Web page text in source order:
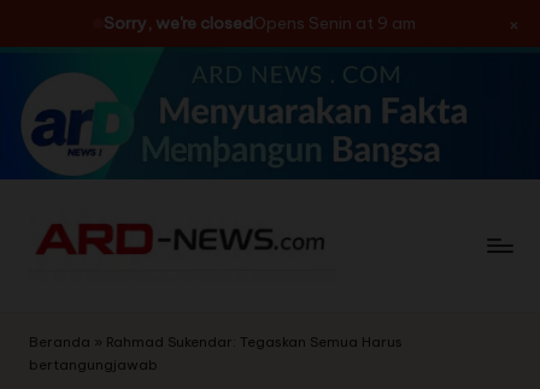
Sorry, we're closedOpens Senin at 9 am ×
Skip
content
Beranda » Rahmad Sukendar: Tegaskan Semua Harus
bertangungjawab